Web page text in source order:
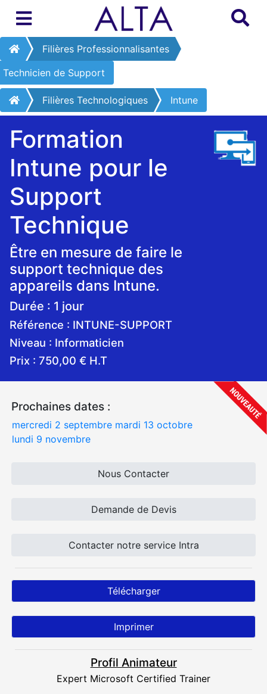
Filières Professionnalisantes
Technicien de Support
Filières Technologiques Intune
Formation
Intune pour le
Support
Technique
Être en mesure de faire le
support technique des
appareils dans Intune.
Durée : 1 jour
Référence : INTUNE-SUPPORT
Niveau : Informaticien
Prix : 750,00 € H.T
Prochaines dates :
mercredi 2 septembre mardi 13 octobre
lundi 9 novembre
Nous Contacter
Demande de Devis
Contacter notre service Intra
Télécharger
Imprimer
Profil Animateur
Expert Microsoft Certified Trainer